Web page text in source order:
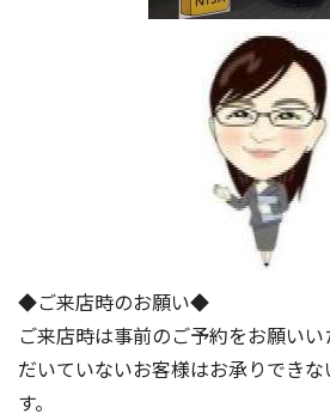
◆ご来店時のお願い◆
ご来店時は事前のご予約をお願い
だいていないお客様はお承りでき
す。